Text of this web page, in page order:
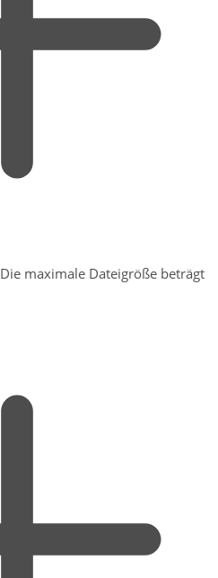
Die maximale Dateigröße beträgt